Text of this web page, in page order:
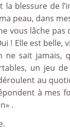
blessure de
peau, dans
vous lâche
! Elle est
sait jamais,
un jeu
au
à mes
.